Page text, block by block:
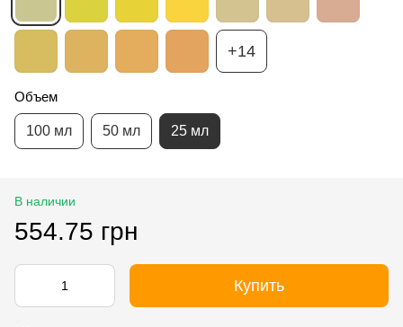
+14
Объем
100 мл 50 мл 25 мл
В наличии
554.75 грн
Купить